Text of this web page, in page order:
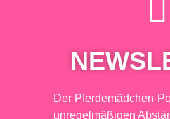
Der Pferdemädchen-
unregelmäßigen